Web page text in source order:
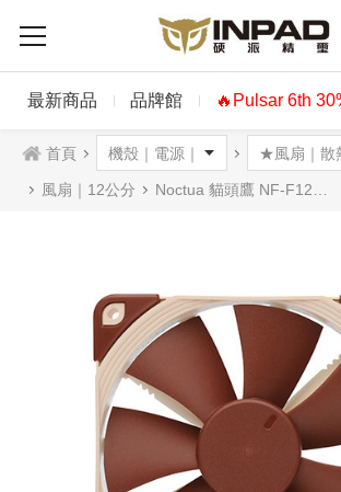
最新商品 品牌館 🔥Pulsar 6th
首頁
風扇｜12公分 Noctua 貓頭鷹 NF-F12 5V PWM氣流聚焦技術風扇12公分 5V版本